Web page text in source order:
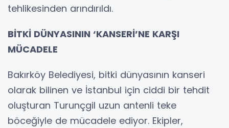
tehlikesinden arındırıldı.
BİTKİ DÜNYASININ ‘KANSERİ’NE KARŞI
MÜCADELE
Bakırköy Belediyesi, bitki dünyasının kanseri
olarak bilinen ve İstanbul için ciddi bir tehdit
oluşturan Turunçgil uzun antenli teke
böceğiyle de mücadele ediyor. Ekipler,